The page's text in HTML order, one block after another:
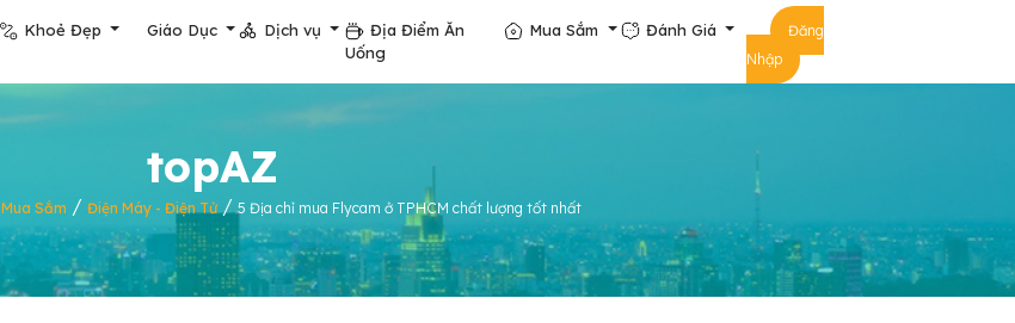
Khoẻ Đẹp Giáo Dục Dịch vụ
Địa Điểm Ăn
Uống
Mua Sắm Đánh Giá
Đăng
Nhập
topAZ
Mua Sắm / Điện Máy - Điện Tử/5 Địa chỉ mua Flycam ở TPHCM chất lượng tốt nhất